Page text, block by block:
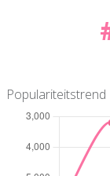
Populariteitstrend